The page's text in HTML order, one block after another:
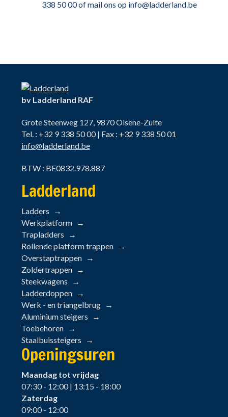
338 50 00 of mail ons op info@ladderland.be
bv Ladderland RAF
Grote Steenweg 127, 9870 Olsene-Zulte
Tel. : +32 9 338 50 00 | Fax : +32 9 338 50 01
info@ladderland.be
BTW : BE0832.978.887
Ladderland
Ladders
Werkplatform
Trapladders
Rollende platform trappen
Overstaptrappen
Zoldertrappen
Steekwagens
Ladderdoppen
Werk - en triangelbrug
Aluminium steigers
Toebehoren
Staalbuissteigers
Openingsuren
Maandag tot vrijdag
07:30 - 12:00 | 13:15 - 18:00
Zaterdag
09:00 - 12:00